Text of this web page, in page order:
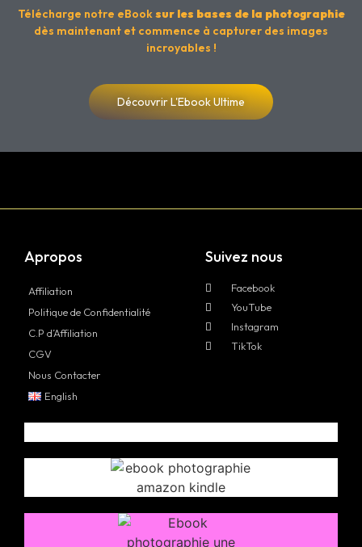
Télécharge notre eBooksur les bases de la photographie
dès maintenant et commence à capturer des images
incroyables !
Découvrir L'Ebook Ultime
Apropos
Affiliation
Politique de Confidentialité
C.P d’Affiliation
CGV
Nous Contacter
English
Suivez nous
Facebook
YouTube
Instagram
TikTok